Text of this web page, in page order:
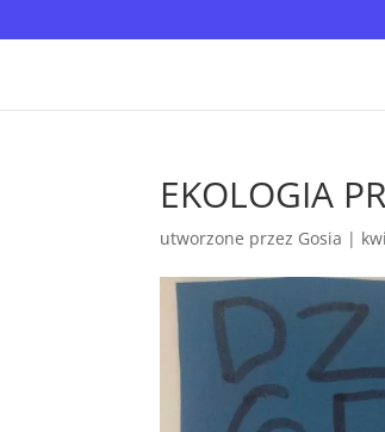
EKOLOGIA
utworzone przez Gosia |